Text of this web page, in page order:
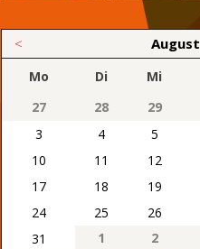
< August
Mo Di Mi
27
28 29
3
4 5
10
11 12
17
18 19
24
25 26
31
1 2